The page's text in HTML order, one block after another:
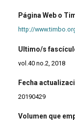
Página Web o
http://
Ultimo/s
vol.40 no.2, 2018
Fecha
20190429
Volumen que